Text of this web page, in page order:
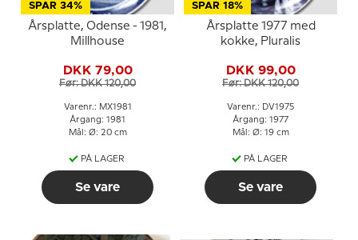
SPAR 34%
Årsplatte, Odense - 1981,
Millhouse
DKK 79,00
Før: DKK 120,00
Varenr.: MX1981
Årgang: 1981
Mål: Ø: 20 cm
PÅ LAGER
Se vare
SPAR 18%
Årsplatte 1977 med
kokke, Pluralis
DKK 99,00
Før: DKK 120,00
Varenr.: DV1975
Årgang: 1977
Mål: Ø: 19 cm
PÅ LAGER
Se vare